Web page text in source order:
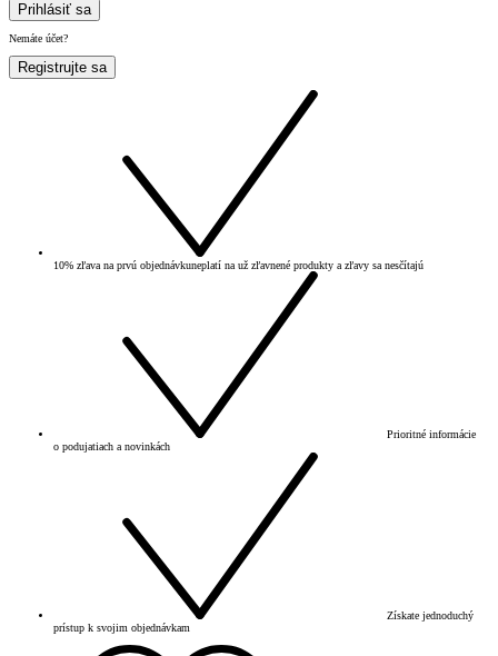
Prihlásiť sa
Nemáte účet?
Registrujte sa
10% zľava na prvú objednávkuneplatí na už zľavnené produkty a zľavy sa nesčítajú
Prioritné informácie
o podujatiach a novinkách
Získate jednoduchý
prístup k svojim objednávkam